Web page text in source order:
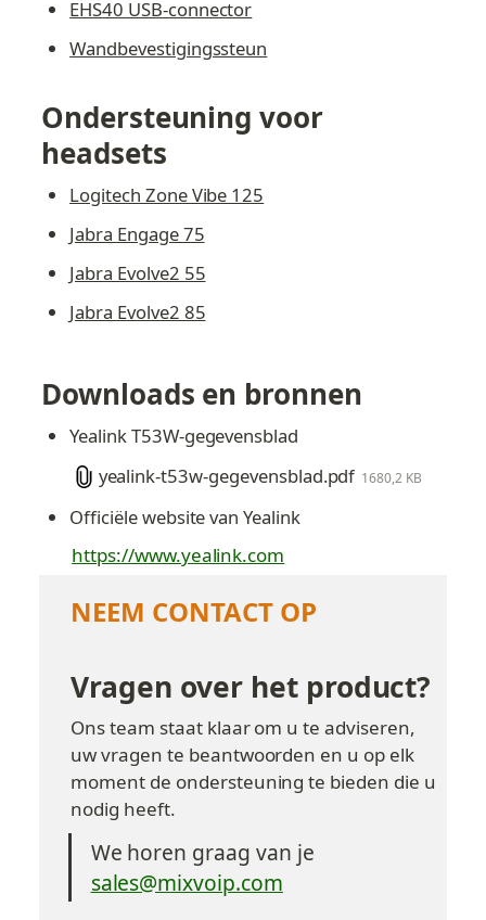
EHS40 USB-connector
Wandbevestigingssteun
Ondersteuning voor
headsets
Logitech Zone Vibe 125
Jabra Engage 75
Jabra Evolve2 55
Jabra Evolve2 85
Downloads en bronnen
Yealink T53W-gegevensblad
yealink-t53w-gegevensblad.pdf 1680,2 KB
Officiële website van Yealink
https://www.yealink.com
NEEM CONTACT OP
Vragen over het product?
Ons team staat klaar om u te adviseren,
uw vragen te beantwoorden en u op elk
moment de ondersteuning te bieden die u
nodig heeft.
We horen graag van je
sales@mixvoip.com